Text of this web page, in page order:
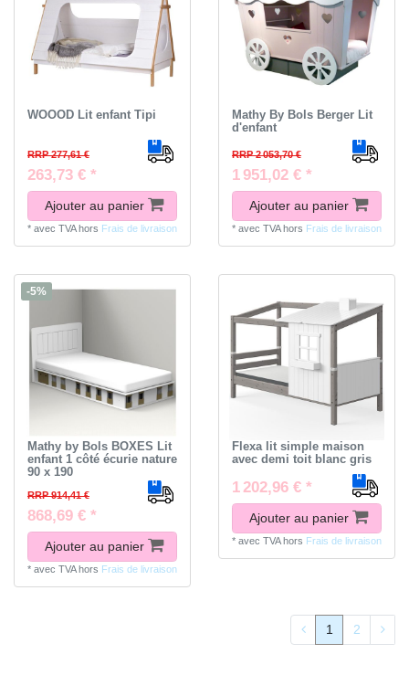
WOOOD Lit enfant Tipi
RRP 277,61 €
263,73 € *
Ajouter au panier
* avec TVAhors Frais de livraison
Mathy By Bols Berger Lit
d'enfant
RRP 2 053,70 €
1 951,02 € *
Ajouter au panier
* avec TVAhors Frais de livraison
-5%
Mathy by Bols BOXES Lit
enfant 1 côté écurie nature
90 x 190
RRP 914,41 €
868,69 € *
Ajouter au panier
* avec TVAhors Frais de livraison
Flexa lit simple maison
avec demi toit blanc gris
1 202,96 € *
Ajouter au panier
* avec TVAhors Frais de livraison
1 2